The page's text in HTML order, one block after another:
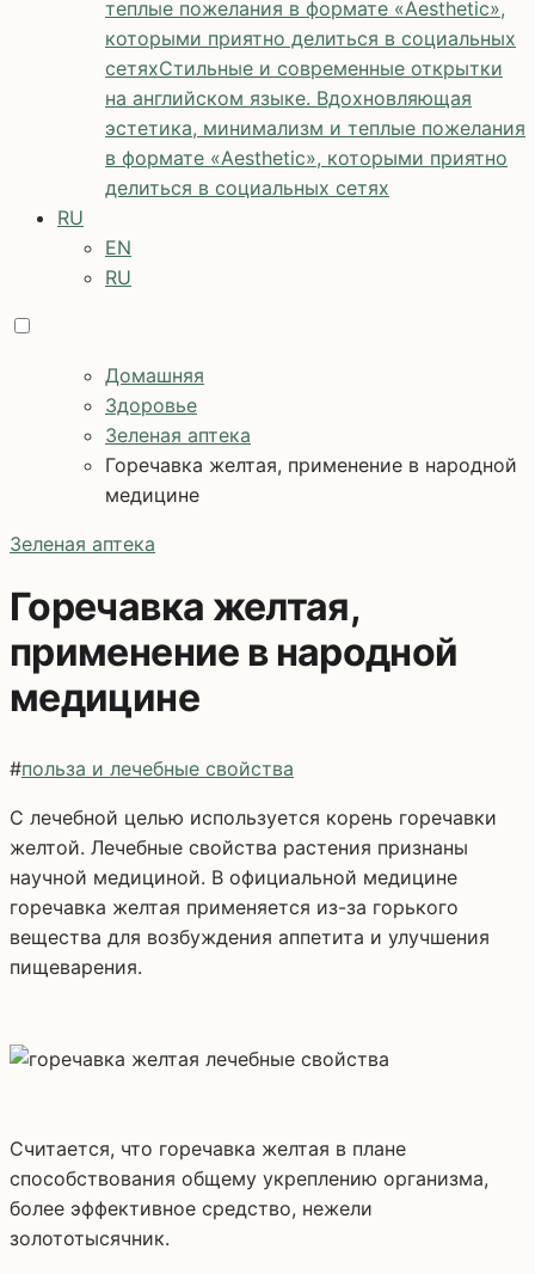
теплые пожелания в формате «Aesthetic»,
которыми приятно делиться в социальных
сетяхСтильные и современные открытки
на английском языке. Вдохновляющая
эстетика, минимализм и теплые пожелания
в формате «Aesthetic», которыми приятно
делиться в социальных сетях
RU
EN
RU
Домашняя
Здоровье
Зеленая аптека
Горечавка желтая, применение в народной
медицине
Зеленая аптека
Горечавка желтая,
применение в народной
медицине
#польза и лечебные свойства
С лечебной целью используется корень горечавки
желтой. Лечебные свойства растения признаны
научной медициной. В официальной медицине
горечавка желтая применяется из-за горького
вещества для возбуждения аппетита и улучшения
пищеварения.
Считается, что горечавка желтая в плане
способствования общему укреплению организма,
более эффективное средство, нежели
золототысячник.